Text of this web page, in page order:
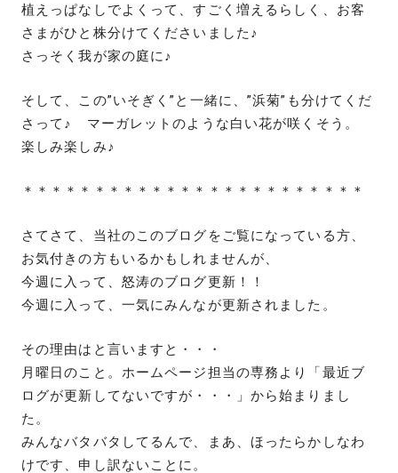
植えっぱなしでよくって、すごく増えるらしく、お客
さまがひと株分けてくださいました♪
さっそく我が家の庭に♪
そして、この”いそぎく”と一緒に、”浜菊”も分けてくだ
さって♪ マーガレットのような白い花が咲くそう。
楽しみ楽しみ♪
＊＊＊＊＊＊＊＊＊＊＊＊＊＊＊＊＊＊＊＊＊＊＊＊
さてさて、当社のこのブログをご覧になっている方、
お気付きの方もいるかもしれませんが、
今週に入って、怒涛のブログ更新！！
今週に入って、一気にみんなが更新されました。
その理由はと言いますと・・・
月曜日のこと。ホームページ担当の専務より「最近ブ
ログが更新してないですが・・・」から始まりまし
た。
みんなバタバタしてるんで、まあ、ほったらかしなわ
けです、申し訳ないことに。